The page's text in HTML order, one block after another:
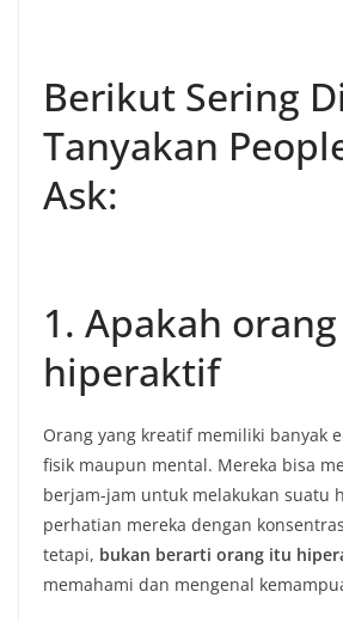
Berikut Sering Di
Tanyakan
Ask:
1. Apakah
hiperaktif
Orang yang kreatif memiliki banyak
fisik maupun mental. Mereka bisa
berjam-jam untuk melakukan suatu
perhatian mereka dengan
tetapi, bukan berarti orang itu
memahami dan mengenal